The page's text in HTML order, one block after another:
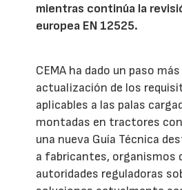
mientras continúa la
europea EN 12525.
CEMA ha dado un paso
actualización de los
aplicables a las palas
montadas en tractores
una nueva Guía Técnica
a fabricantes, organismos
autoridades reguladoras